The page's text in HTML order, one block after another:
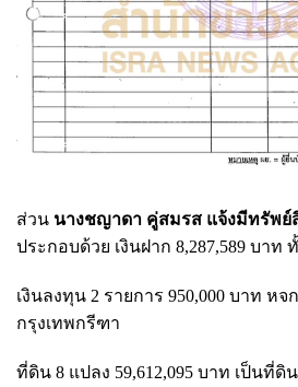
ส่วน นางชญาดา คู่สมรส แจ้งมีทรัพย์สิ
ประกอบด้วย เงินฝาก 8,287,589 บาท
เงินลงทุน 2 รายการ 950,000 บาท ห
กรุงเทพกรีฑา
ที่ดิน 8 แปลง 59,612,095 บาท เป็นที่